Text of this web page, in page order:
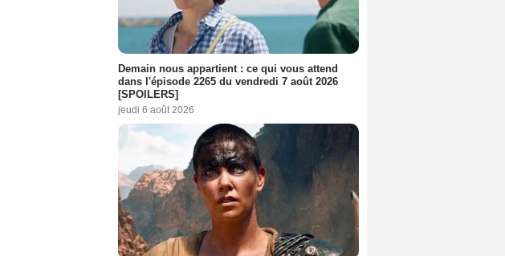
Demain nous appartient : ce qui vous attend
dans l'épisode 2265 du vendredi 7 août 2026
[SPOILERS]
jeudi 6 août 2026